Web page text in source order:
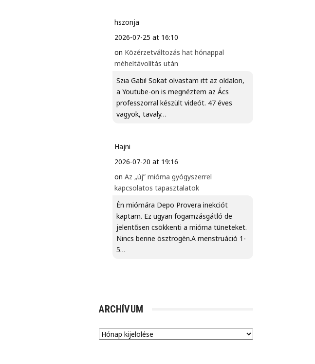
hszonja
2026-07-25 at 16:10
on Közérzetváltozás hat hónappal
méheltávolítás után
Szia Gabi! Sokat olvastam itt az oldalon,
a Youtube-on is megnéztem az Ács
professzorral készült videót. 47 éves
vagyok, tavaly…
Hajni
2026-07-20 at 19:16
onAz „új” mióma gyógyszerrel
kapcsolatos tapasztalatok
Èn miómára Depo Provera inekciót
kaptam. Ez ugyan fogamzásgátló de
jelentősen csökkenti a mióma tüneteket.
Nincs benne ösztrogèn.A menstruáció 1-
5…
ARCHÍVUM
Archívum